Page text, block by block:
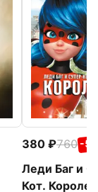
380 760 -
Леди Баг и
Кот.